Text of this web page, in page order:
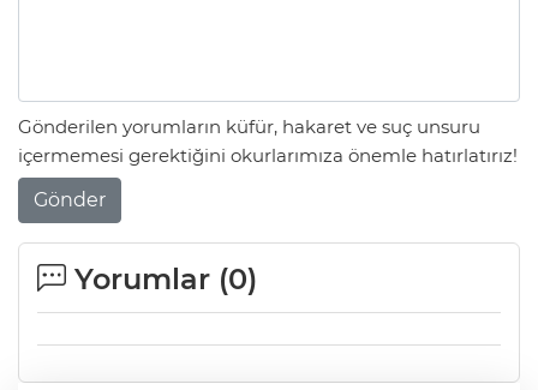
Gönderilen yorumların küfür, hakaret ve suç unsuru
içermemesi gerektiğini okurlarımıza önemle hatırlatırız!
Gönder
Yorumlar (0)